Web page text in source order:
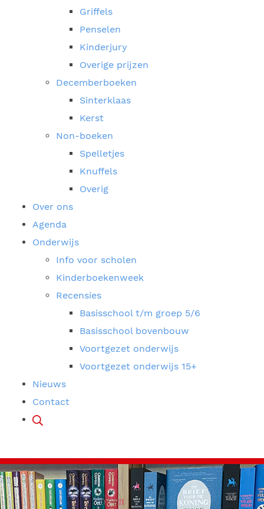
Griffels
Penselen
Kinderjury
Overige prijzen
Decemberboeken
Sinterklaas
Kerst
Non-boeken
Spelletjes
Knuffels
Overig
Over ons
Agenda
Onderwijs
Info voor scholen
Kinderboekenweek
Recensies
Basisschool t/m groep 5/6
Basisschool bovenbouw
Voortgezet onderwijs
Voortgezet onderwijs 15+
Nieuws
Contact